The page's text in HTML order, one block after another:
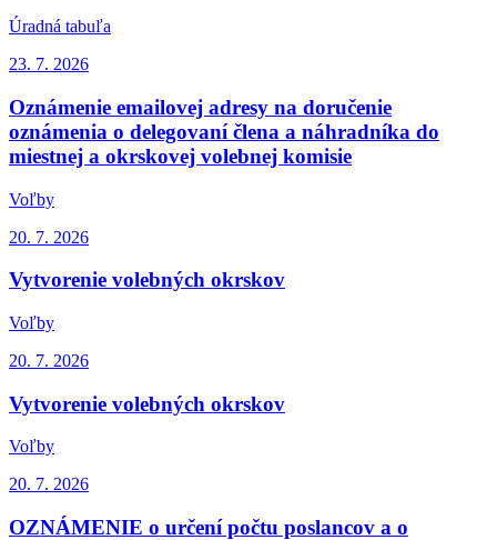
Úradná tabuľa
23. 7. 2026
Oznámenie emailovej adresy na doručenie
oznámenia o delegovaní člena a náhradníka do
miestnej a okrskovej volebnej komisie
Voľby
20. 7. 2026
Vytvorenie volebných okrskov
Voľby
20. 7. 2026
Vytvorenie volebných okrskov
Voľby
20. 7. 2026
OZNÁMENIE o určení počtu poslancov a o